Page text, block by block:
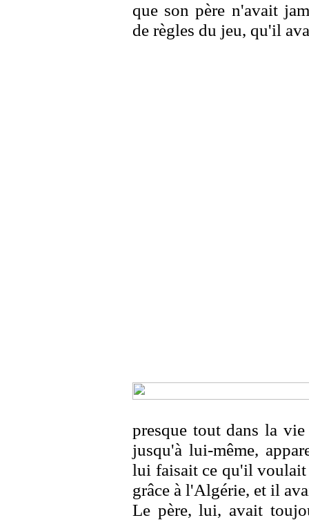
que son père n'avait
de règles du jeu, qu'il
presque tout dans la
jusqu'à lui-même,
lui faisait ce qu'il
grâce à l'Algérie, et il
Le père, lui, avait